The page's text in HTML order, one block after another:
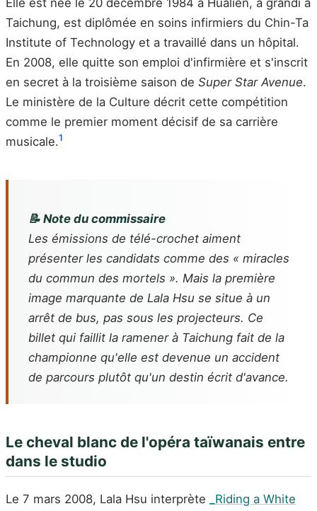
Elle est née le 20 décembre 1984 à Hualien, a grandi à
Taichung, est diplômée en soins infirmiers du Chin-Ta
Institute of Technology et a travaillé dans un hôpital.
En 2008, elle quitte son emploi d'infirmière et s'inscrit
en secret à la troisième saison de Super Star Avenue.
Le ministère de la Culture décrit cette compétition
comme le premier moment décisif de sa carrière
musicale.1
📝 Note du commissaire
Les émissions de télé-crochet aiment
présenter les candidats comme des « miracles
du commun des mortels ». Mais la première
image marquante de Lala Hsu se situe à un
arrêt de bus, pas sous les projecteurs. Ce
billet qui faillit la ramener à Taichung fait de la
championne qu'elle est devenue un accident
de parcours plutôt qu'un destin écrit d'avance.
Le cheval blanc de l'opéra taïwanais entre
dans le studio
Le 7 mars 2008, Lala Hsu interprète
_Riding a White